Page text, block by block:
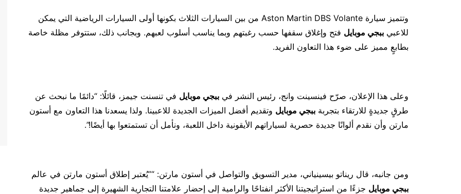
وتتميز سيارة Aston Martin DBS Volante من بين السيارات الثلاث بكونها أولى السيارات الرياضية التي يمكن
للاعبي ببجي موبايل فتح وإغلاق سقفها حسب رغبتهم وبما يناسب أسلوب لعبهم. وبجانب ذلك، ستتوفر مظلة خاصة
بطابعٍ مميز على ضوء هذا التعاون الفريد.
وعلى هذا الإعلان، صرّح فينسينت وانج، رئيس النشر في ببجي موبايل في تنسنت جيمز، قائلًا: “دائمًا ما نبحث عن
طرقٍ جديدةٍ للارتقاء بتجربة ببجي موبايل وتقديم أفضل الميزات الجديدة للاعبينا. ولذا يسعدنا هذا التعاون مع أستون
مارتن وأن نقدم ألوانًا جديدة حصرية لسياراتهم الأيقونية داخل اللعبة، ونأمل أن تستمتعوا بها أيضًا!”.
ومن جانبه، قال ريناتو بيسينياني، مدير التسويق والتواصل في أستون مارتن: “”يُعتبر إطلاق أستون مارتن في عالم
ببجي موبايل جزءًا من استراتيجيتنا الأكثر انفتاحًا والرامية إلى إحضار علامتنا التجارية الشهيرة إلى جماهير جديدة